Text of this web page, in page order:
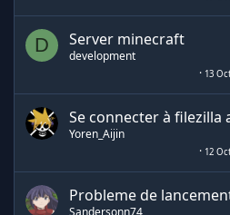
D Server minecraft
development
13
Se connecter à
Yoren_Aijin
12
Probleme de
Sandersonn74